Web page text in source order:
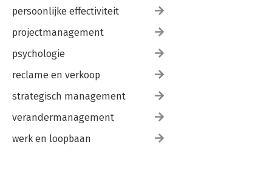
persoonlijke effectiviteit
projectmanagement
psychologie
reclame en verkoop
strategisch management
verandermanagement
werk en loopbaan